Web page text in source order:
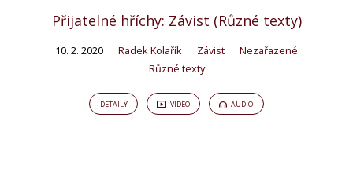
Přijatelné hříchy: Závist (Různé texty)
10. 2. 2020 Radek Kolařík Závist
Nezařazené
Různé texty
DETAILY VIDEO AUDIO